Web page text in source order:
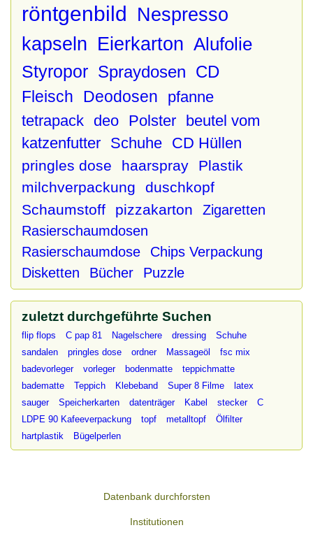
röntgenbild Nespresso
kapseln Eierkarton Alufolie
Styropor Spraydosen CD
Fleisch Deodosen
pfanne
tetrapack deo Polster beutel vom
katzenfutter Schuhe CD Hüllen
pringles dose haarspray
Plastik
milchverpackung
duschkopf
Schaumstoff pizzakarton
Zigaretten
Rasierschaumdosen
Rasierschaumdose
Chips Verpackung
Disketten
Bücher Puzzle
zuletzt durchgeführte Suchen
flip flops C pap 81 Nagelschere dressing
Schuhe
sandalen
pringles dose ordner Massageöl
fsc mix
badevorleger
vorleger bodenmatte
teppichmatte
badematte
Teppich Klebeband Super 8 Filme
latex
sauger
Speicherkarten datenträger Kabel stecker
C
LDPE 90 Kafeeverpackung
topf metalltopf
Ölfilter
hartplastik
Bügelperlen
Datenbank durchforsten
Institutionen